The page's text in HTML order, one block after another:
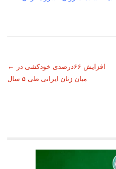
←
افزایش ۶۶درصدی خودکشی در
میان زنان ایرانی طی ۵ سال